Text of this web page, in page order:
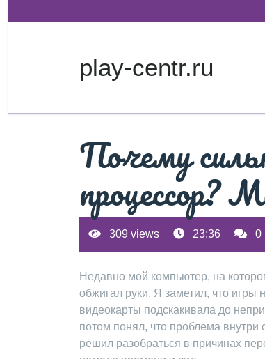
к
play-centr.ru
Почему
процессор?
309 views 23:36 0
Недавно мой компьютер, на
обжигал руки. Я заметил, что игры
видеокарты подскакивала до
потом понял, что проблема
решил разобраться в причинах